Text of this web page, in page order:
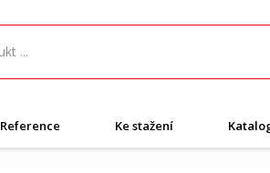
Reference Ke stažení